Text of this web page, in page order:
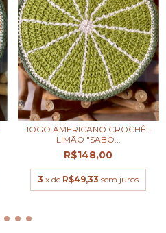
JOGO AMERICANO CROCHÊ -
LIMÃO "SABO...
R$148,00
3 x de R$49,33 sem juros